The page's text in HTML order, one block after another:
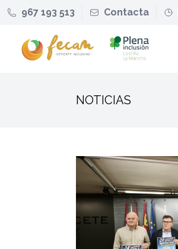
967 193 513 Contacta
NOTICIAS